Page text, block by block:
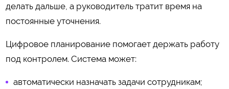
делать дальше, а руководитель тратит время на
постоянные уточнения.
Цифровое планирование помогает держать работу
под контролем. Система может:
автоматически назначать задачи сотрудникам;